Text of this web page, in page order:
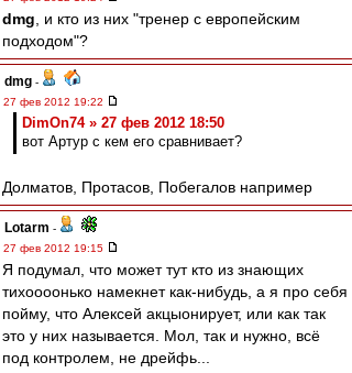
dmg , и кто из них "тренер с европейским
подходом"?
dmg -
27 фев 2012 19:22
DimOn74 » 27 фев 2012 18:50
вот Артур с кем его сравнивает?
Долматов, Протасов, Побегалов например
Lotarm -
27 фев 2012 19:15
Я подумал, что может тут кто из знающих
тихоооонько намекнет как-нибудь, а я про себя
пойму, что Алексей акцыонирует, или как так
это у них называется. Мол, так и нужно, всё
под контролем, не дрейфь...